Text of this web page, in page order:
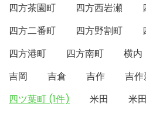
四方茶園町
四方西岩瀬
四方二番町
四方野割町
四方港町
四方南町 横内
吉岡
吉倉 吉作 吉
四ツ葉町 (1件)
米田
米